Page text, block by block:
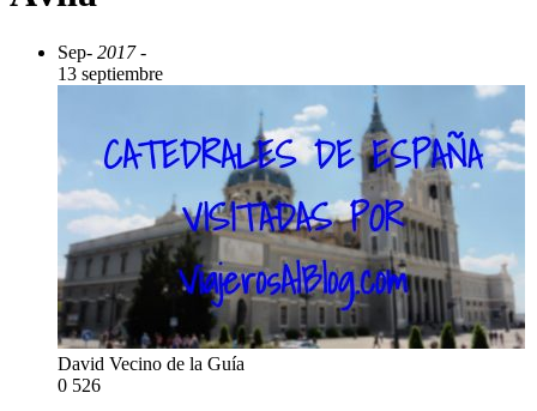
Sep- 2017 -
13 septiembre
David Vecino de la Guía
0 526